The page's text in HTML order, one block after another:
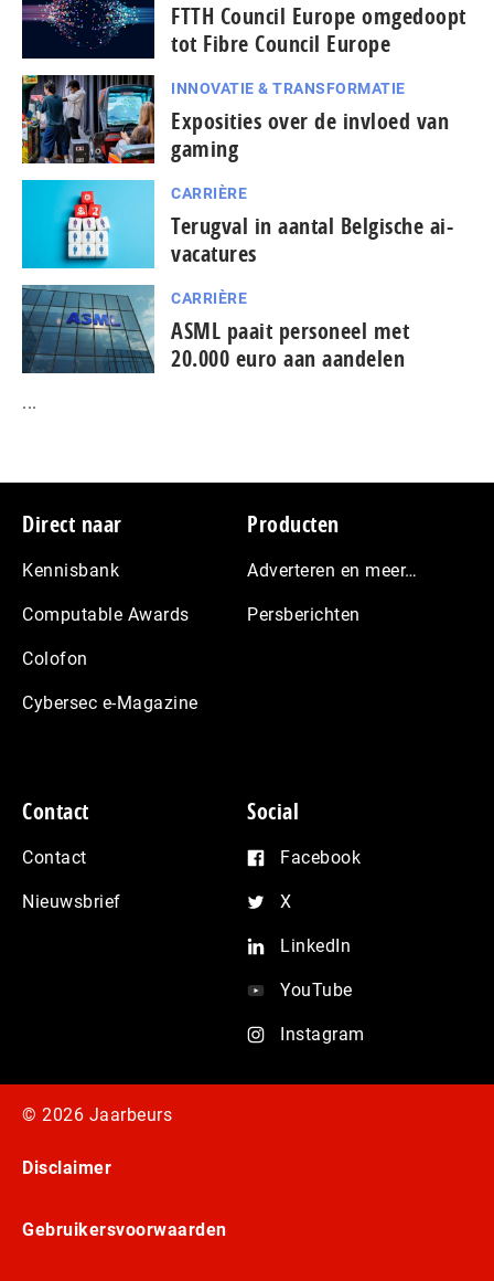
FTTH Council Europe omgedoopt
tot Fibre Council Europe
INNOVATIE & TRANSFORMATIE
Exposities over de invloed van
gaming
CARRIÈRE
Terugval in aantal Belgische ai-
vacatures
CARRIÈRE
ASML paait personeel met
20.000 euro aan aandelen
...
Footer
Direct naar
Kennisbank
Computable Awards
Colofon
Cybersec e-Magazine
Producten
Adverteren en meer…
Persberichten
Contact
Contact
Nieuwsbrief
Social
Facebook
X
LinkedIn
YouTube
Instagram
© 2026 Jaarbeurs
Disclaimer
Gebruikersvoorwaarden